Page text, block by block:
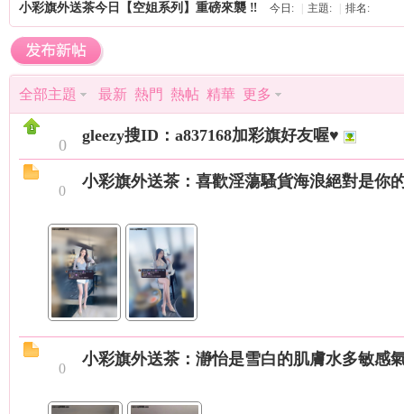
（ »
小彩旗外送茶今日【空姐系列】重磅來襲 ‼️ 今日: 主題: 排名:
全部主題 最新 熱門 熱帖 精華 更多
0
gleezy搜ID：a837168加彩旗好友喔♥
0
小彩旗外送茶：喜歡淫蕩騷貨海浪絕對是你
0
小彩旗外送茶：瀞怡是雪白的肌膚水多敏感